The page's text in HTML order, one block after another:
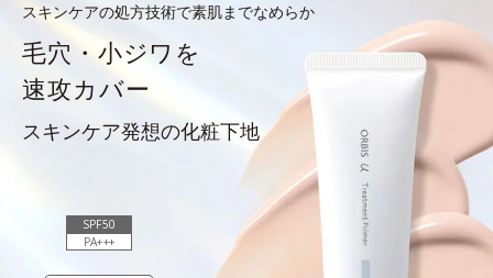
SPF50
PA+++
スキンケアの処方技術で素肌までなめらか
毛穴・小ジワを
速攻カバー
スキンケア発想の化粧下地